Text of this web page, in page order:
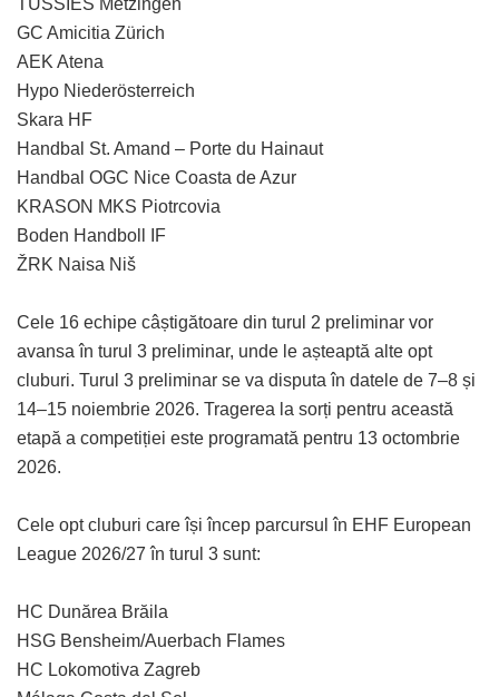
TUSSIES Metzingen
GC Amicitia Zürich
AEK Atena
Hypo Niederösterreich
Skara HF
Handbal St. Amand – Porte du Hainaut
Handbal OGC Nice Coasta de Azur
KRASON MKS Piotrcovia
Boden Handboll IF
ŽRK Naisa Niš
Cele 16 echipe câștigătoare din turul 2 preliminar vor
avansa în turul 3 preliminar, unde le așteaptă alte opt
cluburi. Turul 3 preliminar se va disputa în datele de 7–8 și
14–15 noiembrie 2026. Tragerea la sorți pentru această
etapă a competiției este programată pentru 13 octombrie
2026.
Cele opt cluburi care își încep parcursul în EHF European
League 2026/27 în turul 3 sunt:
HC Dunărea Brăila
HSG Bensheim/Auerbach Flames
HC Lokomotiva Zagreb